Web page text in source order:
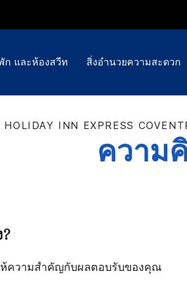
ก และห้องสวีท สิ่งอำนวยความสะดวก
HOLIDAY INN EXPRESS
ความ
ห้ความสำคัญกับผลตอบรับของคุณ